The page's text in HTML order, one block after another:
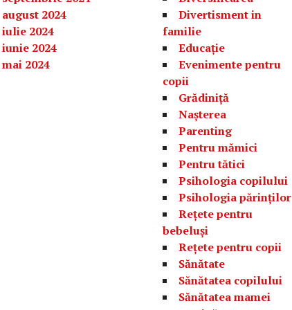
august 2024
iulie 2024
iunie 2024
mai 2024
Divertisment in
familie
Educație
Evenimente pentru
copii
Grădiniță
Nașterea
Parenting
Pentru mămici
Pentru tătici
Psihologia copilului
Psihologia părinților
Rețete pentru
bebeluși
Rețete pentru copii
Sănătate
Sănătatea copilului
Sănătatea mamei